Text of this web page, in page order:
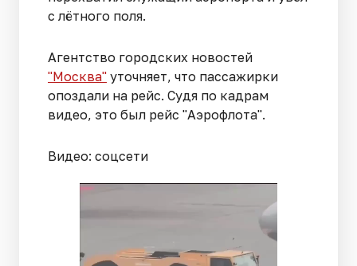
с лётного поля.
Агентство городских новостей
"Москва" уточняет, что пассажирки
опоздали на рейс. Судя по кадрам
видео, это был рейс "Аэрофлота".
Видео: соцсети